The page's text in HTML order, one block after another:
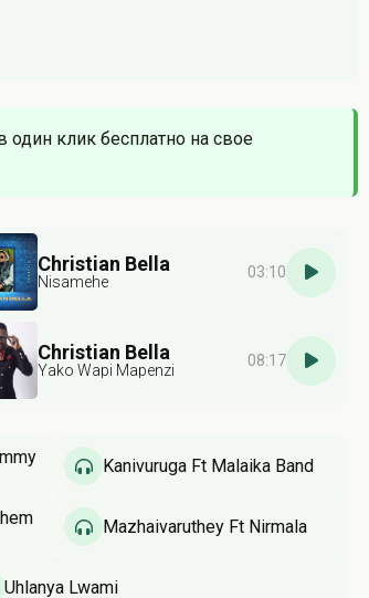
один клик бесплатно на свое
Christian Bella
Nisamehe
03:10
Christian Bella
Yako Wapi Mapenzi
08:17
Kanivuruga Ft Malaika Band
Mazhaivaruthey Ft Nirmala
Uhlanya Lwami